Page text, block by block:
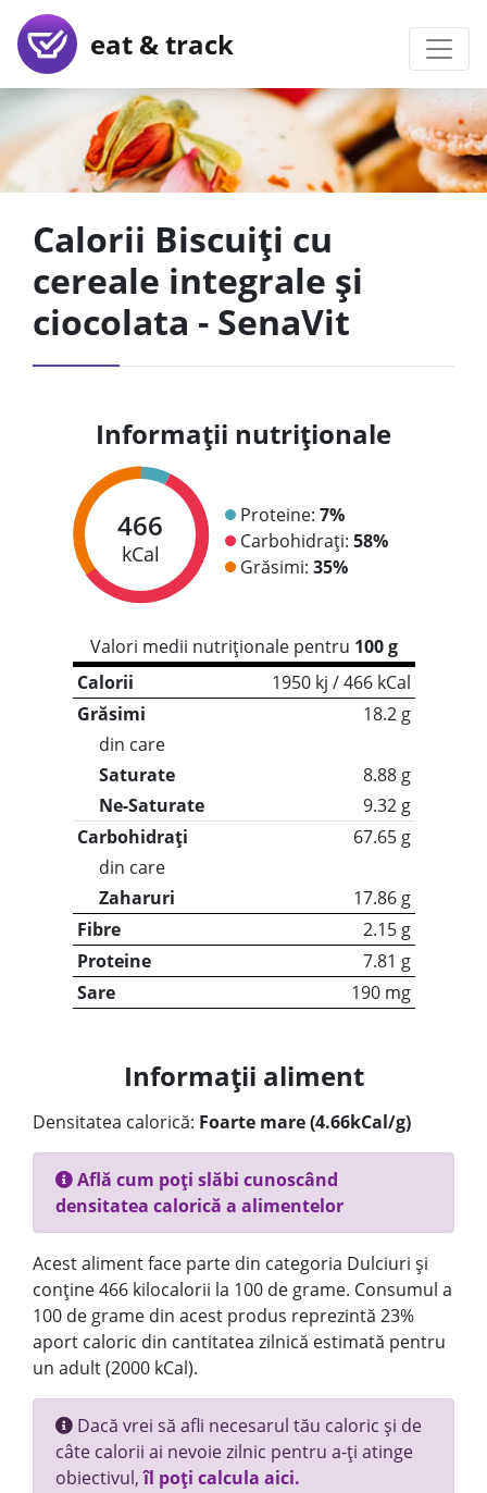
eat & track
Calorii Biscuiți cu
cereale integrale și
ciocolata - SenaVit
Informații nutriționale
466
kCal
Proteine: 7%
Carbohidrați: 58%
Grăsimi: 35%
Valori medii nutriționale pentru 100 g
Calorii
1950 kj / 466 kCal
Grăsimi
18.2 g
din care
Saturate
8.88 g
Ne-Saturate
9.32 g
Carbohidrați
67.65 g
din care
Zaharuri
17.86 g
Fibre
2.15 g
Proteine
7.81 g
Sare
190 mg
Informații aliment
Densitatea calorică: Foarte mare (4.66kCal/g)
Află cum poți slăbi cunoscând
densitatea calorică a alimentelor
Acest aliment face parte din categoria Dulciuri și
conține 466 kilocalorii la 100 de grame. Consumul a
100 de grame din acest produs reprezintă 23%
aport caloric din cantitatea zilnică estimată pentru
un adult (2000 kCal).
Dacă vrei să afli necesarul tău caloric și de
câte calorii ai nevoie zilnic pentru a-ți atinge
obiectivul,îl poți calcula aici.